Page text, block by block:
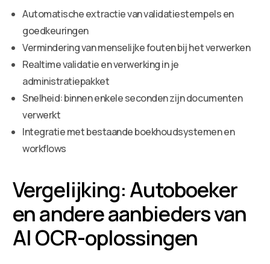
Automatische extractie van validatiestempels en
goedkeuringen
Vermindering van menselijke fouten bij het verwerken
Realtime validatie en verwerking in je
administratiepakket
Snelheid: binnen enkele seconden zijn documenten
verwerkt
Integratie met bestaande boekhoudsystemen en
workflows
Vergelijking: Autoboeker
en andere aanbieders van
AI OCR-oplossingen